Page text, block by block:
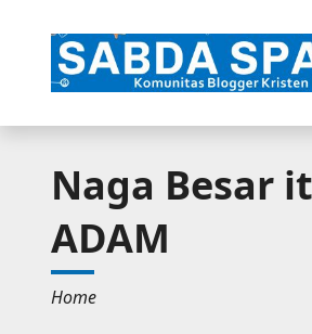
Naga Besar
ADAM
Home